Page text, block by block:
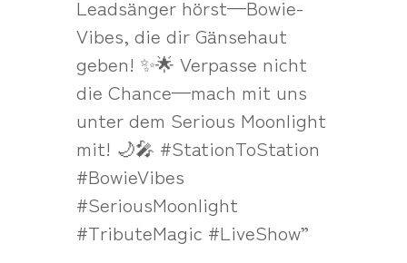
Leadsänger hörst—Bowie-
Vibes, die dir Gänsehaut
geben! ✨🌟 Verpasse nicht
die Chance—mach mit uns
unter dem Serious Moonlight
mit! 🌙🎤 #StationToStation
#BowieVibes
#SeriousMoonlight
#TributeMagic #LiveShow”